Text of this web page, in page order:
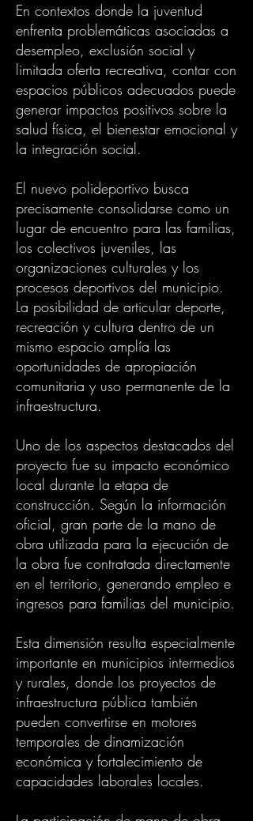
En contextos donde la juventud
enfrenta problemáticas asociadas a
desempleo, exclusión social y
limitada oferta recreativa, contar con
espacios públicos adecuados puede
generar impactos positivos sobre la
salud física, el bienestar emocional y
la integración social.
El nuevo polideportivo busca
precisamente consolidarse como un
lugar de encuentro para las familias,
los colectivos juveniles, las
organizaciones culturales y los
procesos deportivos del municipio.
La posibilidad de articular deporte,
recreación y cultura dentro de un
mismo espacio amplía las
oportunidades de apropiación
comunitaria y uso permanente de la
infraestructura.
Uno de los aspectos destacados del
proyecto fue su impacto económico
local durante la etapa de
construcción. Según la información
oficial, gran parte de la mano de
obra utilizada para la ejecución de
la obra fue contratada directamente
en el territorio, generando empleo e
ingresos para familias del municipio.
Esta dimensión resulta especialmente
importante en municipios intermedios
y rurales, donde los proyectos de
infraestructura pública también
pueden convertirse en motores
temporales de dinamización
económica y fortalecimiento de
capacidades laborales locales.